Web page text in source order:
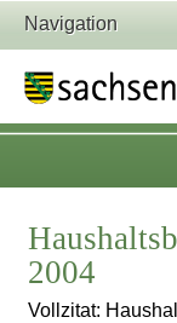
Navigation
2004
Vollzitat: